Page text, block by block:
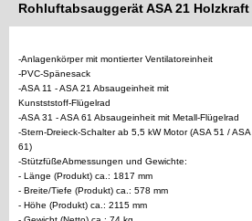
Rohluftabsauggerät ASA 21 Holzkraft
-Anlagenkörper mit montierter Ventilatoreinheit
-PVC-Spänesack
-ASA 11 - ASA 21 Absaugeinheit mit
Kunstststoff-Flügelrad
-ASA 31 - ASA 61 Absaugeinheit mit Metall-Flügelrad
-Stern-Dreieck-Schalter ab 5,5 kW Motor (ASA 51 / ASA
61)
-StützfüßeAbmessungen und Gewichte:
- Länge (Produkt) ca.: 1817 mm
- Breite/Tiefe (Produkt) ca.: 578 mm
- Höhe (Produkt) ca.: 2115 mm